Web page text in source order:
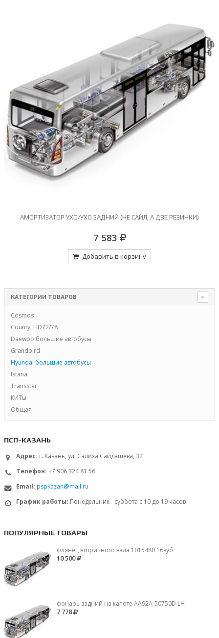
АМОРТИЗАТОР УХО/УХО ЗАДНИЙ (НЕ САЙЛ, А ДВЕ РЕЗИНКИ)
7 583
Добавить в корзину
КАТЕГОРИИ ТОВАРОВ
Cosmos
County, HD72/78
Daewoo большие автобусы
Grandbird
Hyundai большие автобусы
Istana
Transstar
КИТы
Общая
ПСП-КАЗАНЬ
Адрес: г. Казань, ул. Салиха Сайдашева, 32
Телефон: +7 906 324 81 56
Email: pspkazan@mail.ru
График работы: Понедельник - суббота с 10 до 19 часов
ПОПУЛЯРНЫЕ ТОВАРЫ
флянец вторичного вала 1015480 16зуб
10 500
фонарь задний на капоте AA92A-50750D LH
7 778